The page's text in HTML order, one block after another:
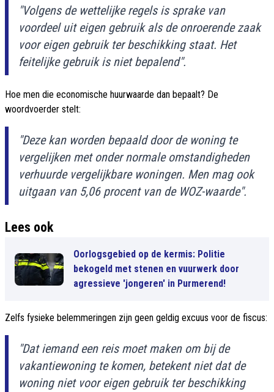
"Volgens de wettelijke regels is sprake van
voordeel uit eigen gebruik als de onroerende zaak
voor eigen gebruik ter beschikking staat. Het
feitelijke gebruik is niet bepalend".
Hoe men die economische huurwaarde dan bepaalt? De
woordvoerder stelt:
"Deze kan worden bepaald door de woning te
vergelijken met onder normale omstandigheden
verhuurde vergelijkbare woningen. Men mag ook
uitgaan van 5,06 procent van de WOZ-waarde".
Lees ook
Oorlogsgebied op de kermis: Politie
bekogeld met stenen en vuurwerk door
agressieve 'jongeren' in Purmerend!
Zelfs fysieke belemmeringen zijn geen geldig excuus voor de fiscus:
"Dat iemand een reis moet maken om bij de
vakantiewoning te komen, betekent niet dat de
woning niet voor eigen gebruik ter beschikking